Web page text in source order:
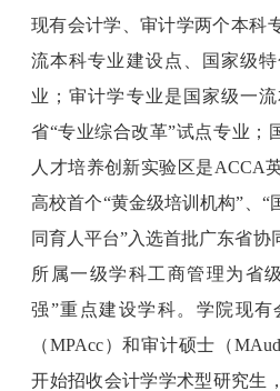
现有会计学、审计学两个本科
流本科专业建设点、国家级
业；审计学专业是国家级一
省“专业综合改革”试点专业；
人才培养创新实验区是ACCA
高校首个“黄金级培训机构”、“
同育人平台”入选首批广东省协
所属一级学科工商管理为省
强”重点建设学科。学院现
（MPAcc）和审计硕士（
开始招收会计学学术型研究生